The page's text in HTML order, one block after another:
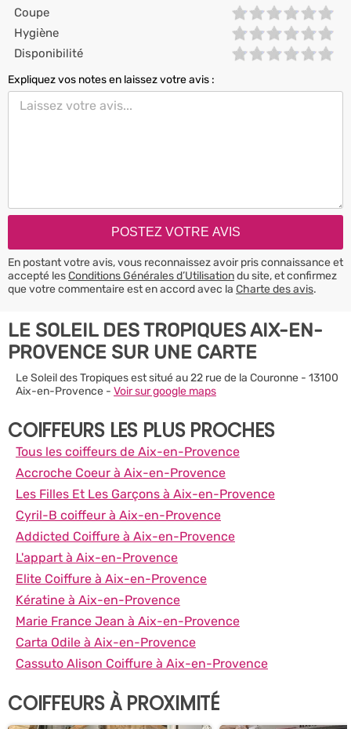
Coupe
Hygiène
Disponibilité
Expliquez vos notes en laissez votre avis :
En postant votre avis, vous reconnaissez avoir pris connaissance et
accepté lesConditions Générales d’Utilisationdu site, et confirmez
que votre commentaire est en accord avec la Charte des avis.
LE SOLEIL DES TROPIQUES AIX-EN-
PROVENCE SUR UNE CARTE
Le Soleil des Tropiques est situé au 22 rue de la Couronne - 13100
Aix-en-Provence - Voir sur google maps
COIFFEURS LES PLUS PROCHES
Tous les coiffeurs de Aix-en-Provence
Accroche Coeur à Aix-en-Provence
Les Filles Et Les Garçons à Aix-en-Provence
Cyril-B coiffeur à Aix-en-Provence
Addicted Coiffure à Aix-en-Provence
L'appart à Aix-en-Provence
Elite Coiffure à Aix-en-Provence
Kératine à Aix-en-Provence
Marie France Jean à Aix-en-Provence
Carta Odile à Aix-en-Provence
Cassuto Alison Coiffure à Aix-en-Provence
COIFFEURS À PROXIMITÉ